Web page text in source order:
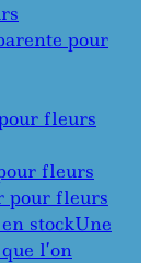
pour
fleurs
fleurs
pour fleurs
stockUne
l’on